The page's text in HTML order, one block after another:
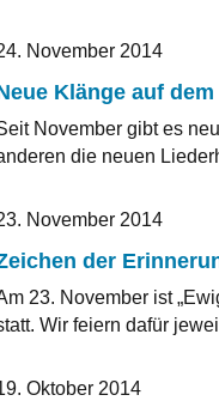
November 2014
Klänge auf
November gibt es
die neuen
November 2014
der
23. November ist
Wir feiern dafür
Oktober 2014